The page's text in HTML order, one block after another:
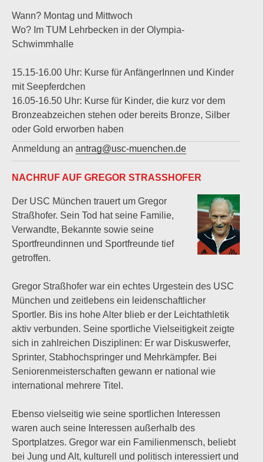
Wann? Montag und Mittwoch
Wo? Im TUM Lehrbecken in der Olympia-
Schwimmhalle
15.15-16.00 Uhr: Kurse für AnfängerInnen und Kinder
mit Seepferdchen
16.05-16.50 Uhr: Kurse für Kinder, die kurz vor dem
Bronzeabzeichen stehen oder bereits Bronze, Silber
oder Gold erworben haben
Anmeldung an antrag@usc-muenchen.de
NACHRUF AUF GREGOR STRASSHOFER
Der USC München trauert um Gregor
Straßhofer. Sein Tod hat seine Familie,
Verwandte, Bekannte sowie seine
Sportfreundinnen und Sportfreunde tief
getroffen.
Gregor Straßhofer war ein echtes Urgestein des USC
München und zeitlebens ein leidenschaftlicher
Sportler. Bis ins hohe Alter blieb er der Leichtathletik
aktiv verbunden. Seine sportliche Vielseitigkeit zeigte
sich in zahlreichen Disziplinen: Er war Diskuswerfer,
Sprinter, Stabhochspringer und Mehrkämpfer. Bei
Seniorenmeisterschaften gewann er national wie
international mehrere Titel.
Ebenso vielseitig wie seine sportlichen Interessen
waren auch seine Interessen außerhalb des
Sportplatzes. Gregor war ein Familienmensch, beliebt
bei Jung und Alt, kulturell und politisch interessiert und